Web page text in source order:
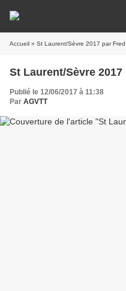
Accueil » St Laurent/Sèvre 2017 par Fred.
St Laurent/Sèvre 2017
Publié le 12/06/2017 à 11:38
Par AGVTT